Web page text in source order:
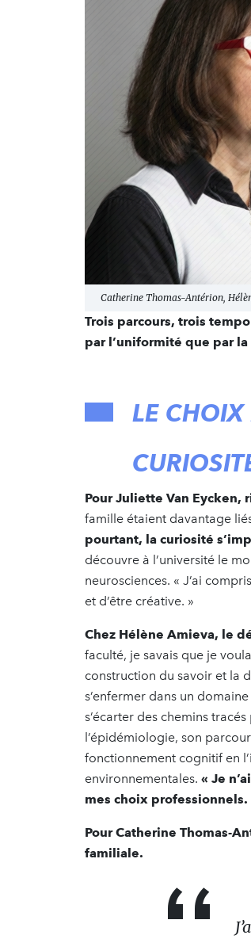
Catherine Thomas-Antérion,
Trois parcours, trois
par l’uniformité que par
LE CHOIX
Pour Juliette Van
famille étaient davantage
pourtant, la curiosité
découvre à l’université le
neurosciences. « J’ai
et d’être créative. »
Chez Hélène Amieva, le
faculté, je savais que je
construction du savoir et la
s’enfermer dans un
s’écarter des chemins
l’épidémiologie, son
fonctionnement cognitif en
environnementales. « Je
mes choix professionnels.
Pour Catherine Thomas-
familiale.